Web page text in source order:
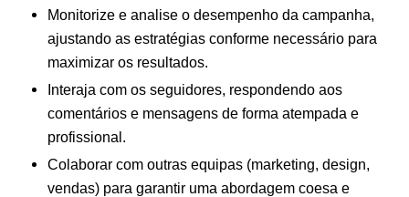
Monitorize e analise o desempenho da campanha,
ajustando as estratégias conforme necessário para
maximizar os resultados.
Interaja com os seguidores, respondendo aos
comentários e mensagens de forma atempada e
profissional.
Colaborar com outras equipas (marketing, design,
vendas) para garantir uma abordagem coesa e